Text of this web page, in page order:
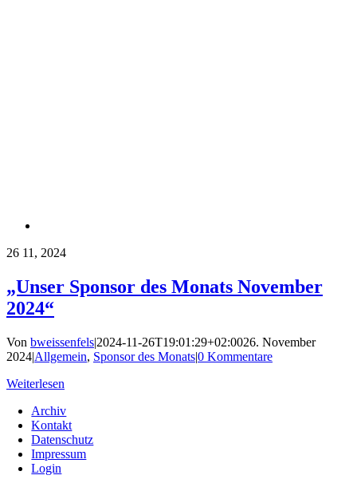
26 11, 2024
„Unser Sponsor des Monats November
2024“
Von bweissenfels|2024-11-26T19:01:29+02:0026. November
2024|Allgemein, Sponsor des Monats|0 Kommentare
Weiterlesen
Archiv
Kontakt
Datenschutz
Impressum
Login